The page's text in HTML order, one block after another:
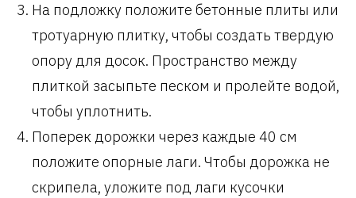
На подложку положите бетонные плиты или
тротуарную плитку, чтобы создать твердую
опору для досок. Пространство между
плиткой засыпьте песком и пролейте водой,
чтобы уплотнить.
Поперек дорожки через каждые 40 см
положите опорные лаги. Чтобы дорожка не
скрипела, уложите под лаги кусочки